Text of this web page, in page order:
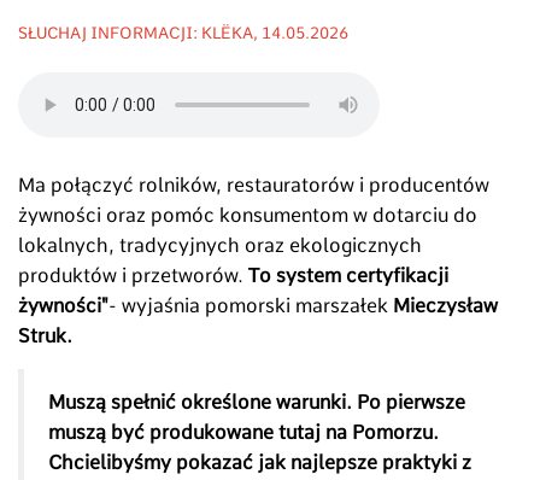
SŁUCHAJ INFORMACJI: KLËKA, 14.05.2026
Ma połączyć rolników, restauratorów i producentów
żywności oraz pomóc konsumentom w dotarciu do
lokalnych, tradycyjnych oraz ekologicznych
produktów i przetworów. To system certyfikacji
żywności"- wyjaśnia pomorski marszałek Mieczysław
Struk.
Muszą spełnić określone warunki. Po pierwsze
muszą być produkowane tutaj na Pomorzu.
Chcielibyśmy pokazać jak najlepsze praktyki z